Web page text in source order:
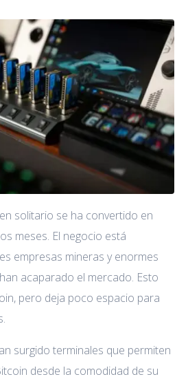
solitario se ha convertido en
meses. El negocio está
empresas mineras y enormes
acaparado el mercado. Esto
pero deja poco espacio para
surgido terminales que permiten
desde la comodidad de su